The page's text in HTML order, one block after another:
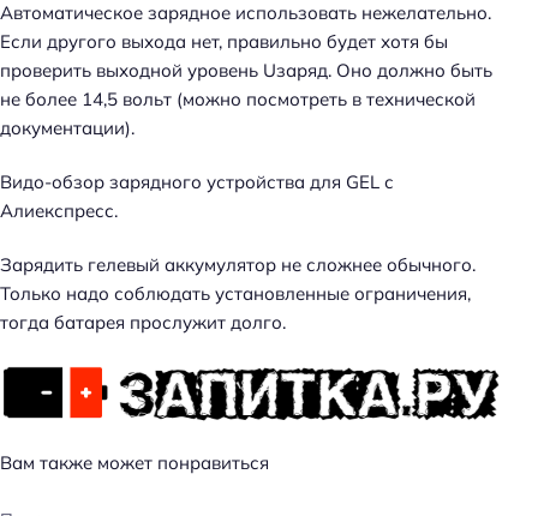
Автоматическое зарядное использовать нежелательно.
Если другого выхода нет, правильно будет хотя бы
проверить выходной уровень Uзаряд. Оно должно быть
не более 14,5 вольт (можно посмотреть в технической
документации).
Видо-обзор зарядного устройства для GEL с
Алиекспресс.
Зарядить гелевый аккумулятор не сложнее обычного.
Только надо соблюдать установленные ограничения,
тогда батарея прослужит долго.
Вам также может понравиться